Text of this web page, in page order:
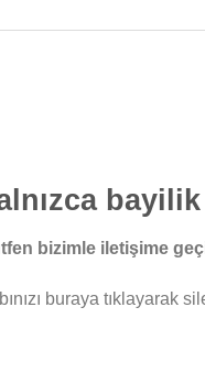
bizimle iletişime
buraya tıklayarak